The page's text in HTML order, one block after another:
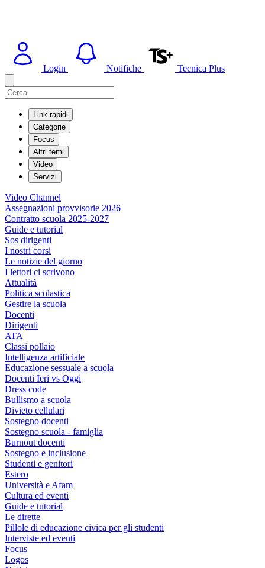
Login Notifiche Tecnica Plus
Link rapidi
Categorie
Focus
Altri temi
Video
Servizi
Video Channel
Assegnazioni provvisorie 2026
Contratto scuola 2025-2027
Guide e tutorial
Sos dirigenti
I nostri corsi
Le notizie del giorno
I lettori ci scrivono
Attualità
Politica scolastica
Gestire la scuola
Docenti
Dirigenti
ATA
Classi pollaio
Intelligenza artificiale
Educazione sessuale a scuola
Docenti Ieri vs Oggi
Dress code
Bullismo a scuola
Divieto cellulari
Sostegno docenti
Sostegno scuola - famiglia
Burnout docenti
Sostegno e inclusione
Studenti e genitori
Estero
Università e Afam
Cultura ed eventi
Guide e tutorial
Le dirette
Pillole di educazione civica per gli studenti
Interviste ed eventi
Focus
Logos